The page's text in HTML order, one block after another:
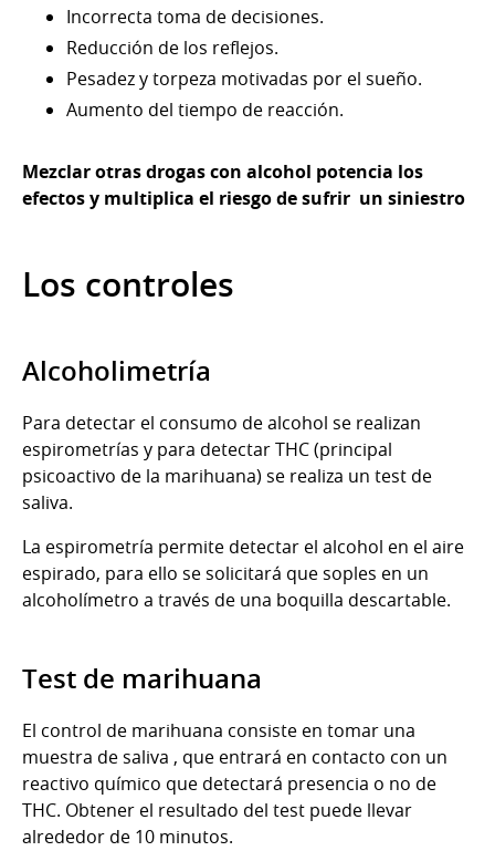
Incorrecta toma de decisiones.
Reducción de los reflejos.
Pesadez y torpeza motivadas por el sueño.
Aumento del tiempo de reacción.
Mezclar otras drogas con alcohol potencia los
efectos y multiplica el riesgo de sufrir un siniestro
Los controles
Alcoholimetría
Para detectar el consumo de alcohol se realizan
espirometrías y para detectar THC (principal
psicoactivo de la marihuana) se realiza un test de
saliva.
La espirometría permite detectar el alcohol en el aire
espirado, para ello se solicitará que soples en un
alcoholímetro a través de una boquilla descartable.
Test de marihuana
El control de marihuana consiste en tomar una
muestra de saliva , que entrará en contacto con un
reactivo químico que detectará presencia o no de
THC. Obtener el resultado del test puede llevar
alrededor de 10 minutos.